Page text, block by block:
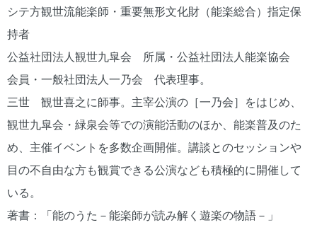
シテ方観世流能楽師・重要無形文化財（能楽総合）指定保
持者
公益社団法人観世九皐会 所属・公益社団法人能楽協会
会員・一般社団法人一乃会 代表理事。
三世 観世喜之に師事。主宰公演の［一乃会］をはじめ、
観世九皐会・緑泉会等での演能活動のほか、能楽普及のた
め、主催イベントを多数企画開催。講談とのセッションや
目の不自由な方も観賞できる公演なども積極的に開催して
いる。
著書：「能のうた－能楽師が読み解く遊楽の物語－」